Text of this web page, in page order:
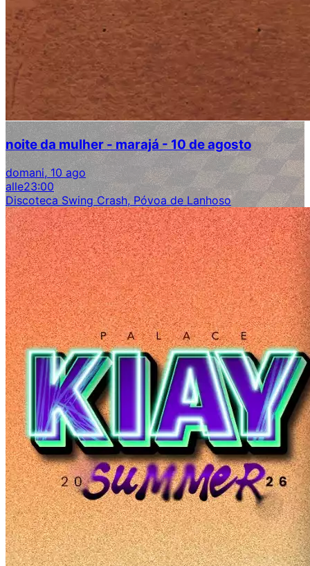
noite da mulher - marajá - 10 de agosto
domani, 10 ago
alle23:00
Discoteca Swing Crash, Póvoa de Lanhoso